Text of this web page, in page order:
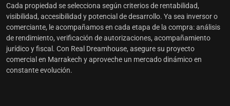
Cada propiedad se selecciona según criterios de rentabilidad,
visibilidad, accesibilidad y potencial de desarrollo. Ya sea inversor o
comerciante, le acompañamos en cada etapa de la compra: análisis
de rendimiento, verificación de autorizaciones, acompañamiento
jurídico y fiscal. Con Real Dreamhouse, asegure su proyecto
comercial en Marrakech y aproveche un mercado dinámico en
constante evolución.